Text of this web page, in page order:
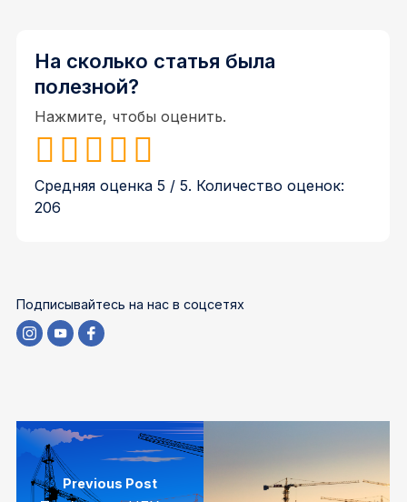
На сколько статья была
полезной?
Нажмите, чтобы оценить.
Средняя оценка5 / 5. Количество оценок:
206
Подписывайтесь на нас в соцсетях
Previous Post